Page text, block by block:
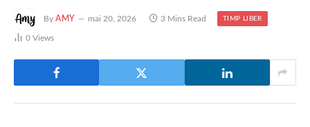
By AMY mai 20, 2026 3 Mins Read TIMP LIBER
0 Views